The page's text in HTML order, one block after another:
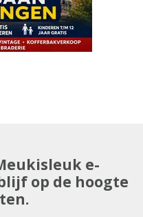
e-
op de hoogte